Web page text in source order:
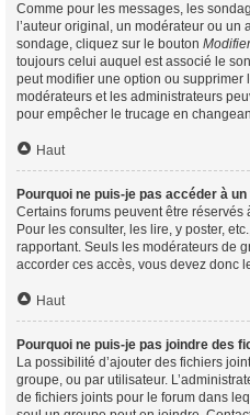
Comme pour les messages, les
l’auteur original, un modérateur ou un
sondage, cliquez sur le bouton Modifier
toujours celui auquel est associé le
peut modifier une option ou supprimer
modérateurs et les administrateurs
pour empêcher le trucage en
Haut
Pourquoi ne puis-je pas accéder à
Certains forums peuvent être
Pour les consulter, les lire, y poster,
rapportant. Seuls les modérateurs de
accorder ces accès, vous devez donc
Haut
Pourquoi ne puis-je pas joindre des
La possibilité d’ajouter des fichiers
groupe, ou par utilisateur.
de fichiers joints pour le forum dans